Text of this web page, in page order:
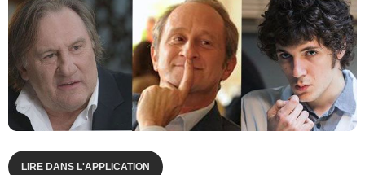
LIRE DANS L'APPLICATION